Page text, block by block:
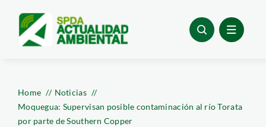
content
Home
Noticias
Moquegua: Supervisan posible contaminación al río Torata
por parte de Southern Copper